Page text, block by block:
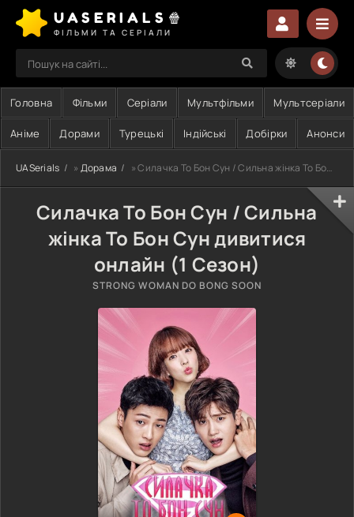
UASERIALS🍿
ФІЛЬМИ ТА СЕРІАЛИ
Головна Фільми Серіали Мультфільми Мультсеріали
Аніме Дорами Турецькі Індійські Добірки Анонси
UASerials » Дорама » Силачка То Бон Сун / Сильна жінка То Бон Сун
Силачка То Бон Сун / Сильна
жінка То Бон Сун дивитися
онлайн (1 Сезон)
STRONG WOMAN DO BONG SOON